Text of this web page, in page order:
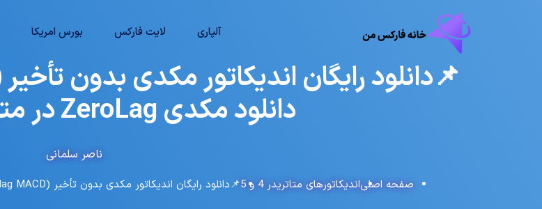
آلپاری لایت فارکس بورس امریکا
دانلود مکدی ZeroLag در متاتریدر 4 و 5💰
ناصر سلمانی
صفحه اصلیاندیکاتورهای متاتریدر 4 و 5 📌دانلود رایگان اندیکاتور مکدی بدون تأخیر (Zerolag MACD) – آموزش و دانلود مکدی ZeroLag در متاتریدر 4 و 5💰